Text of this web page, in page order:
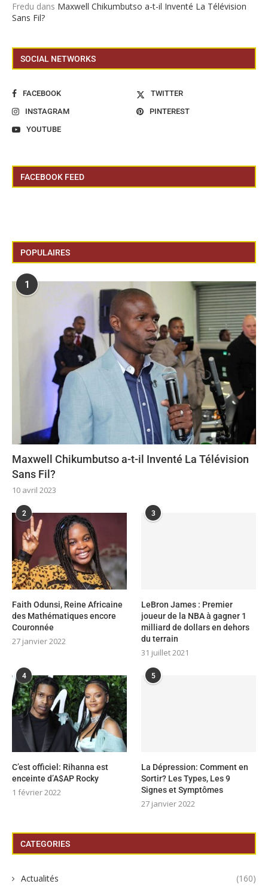
Fredu dans Maxwell Chikumbutso a-t-il Inventé La Télévision
Sans Fil?
SOCIAL NETWORKS
FACEBOOK
TWITTER
INSTAGRAM
PINTEREST
YOUTUBE
FACEBOOK FEED
POPULAIRES
1
Maxwell Chikumbutso a-t-il Inventé La Télévision
Sans Fil?
10 avril 2023
2
Faith Odunsi, Reine Africaine
des Mathématiques encore
Couronnée
27 janvier 2022
3
LeBron James : Premier
joueur de la NBA à gagner 1
milliard de dollars en dehors
du terrain
31 juillet 2021
4
C’est officiel: Rihanna est
enceinte d’A$AP Rocky
1 février 2022
5
La Dépression: Comment en
Sortir? Les Types, Les 9
Signes et Symptômes
27 janvier 2022
CATEGORIES
Actualités (160)